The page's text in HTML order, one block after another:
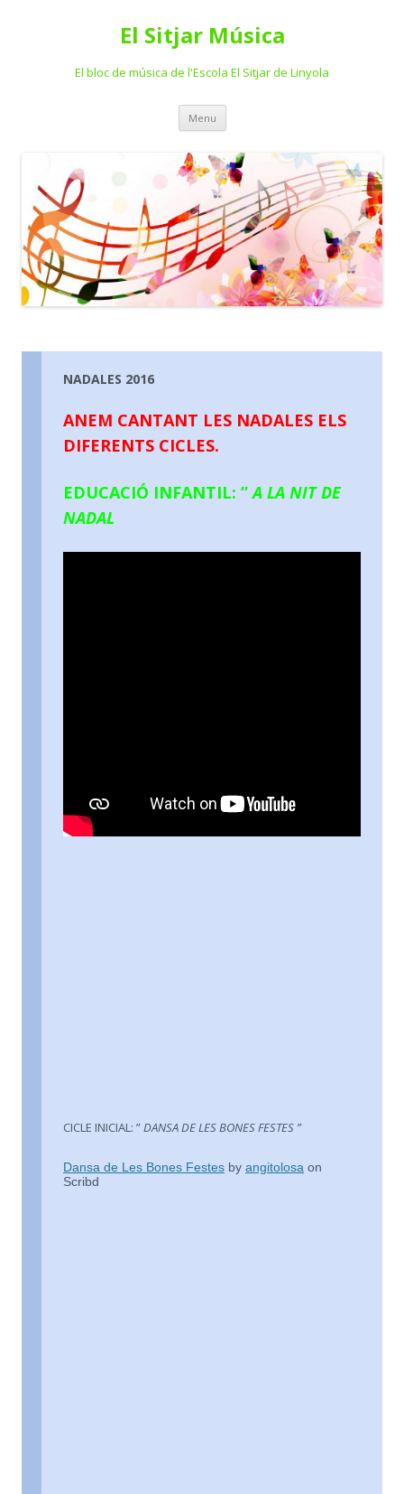
El Sitjar Música
El bloc de música de l'Escola El Sitjar de Linyola
Menu Skip
content
NADALES 2016
ANEM CANTANT LES NADALES ELS
DIFERENTS CICLES.
EDUCACIÓ INFANTIL: ”A LA NIT DE
NADAL
CICLE INICIAL: ”DANSA DE LES BONES FESTES ”
Dansa de Les Bones Festes by angitolosa on
Scribd